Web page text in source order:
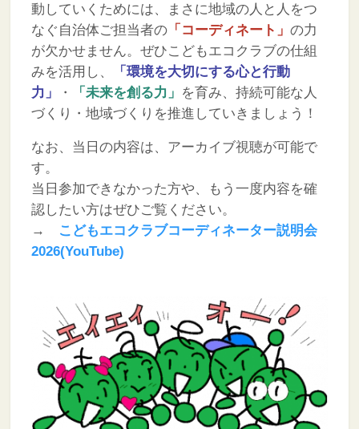
動していくためには、まさに地域の人と人をつ
なぐ自治体ご担当者の「コーディネート」 の力
が欠かせません。ぜひこどもエコクラブの仕組
みを活用し、
「環境を大切にする心と行動
力」
・ 「未来を創る力」 を育み、持続可能な人
づくり・地域づくりを推進していきましょう！
なお、当日の内容は、アーカイブ視聴が可能で
す。
当日参加できなかった方や、もう一度内容を確
認したい方はぜひご覧ください。
→
こどもエコクラブコーディネーター説明会
2026(YouTube)